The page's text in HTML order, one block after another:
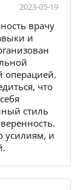
2023-05-19
врачу
и
операцией.
что
стиль
усилиям, и